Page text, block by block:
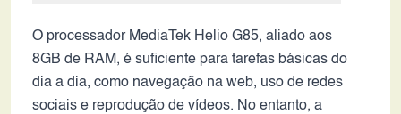
O processador MediaTek Helio G85, aliado aos
8GB de RAM, é suficiente para tarefas básicas do
dia a dia, como navegação na web, uso de redes
sociais e reprodução de vídeos. No entanto, a